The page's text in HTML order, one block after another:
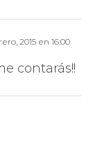
2015 en 16:00
contarás!!